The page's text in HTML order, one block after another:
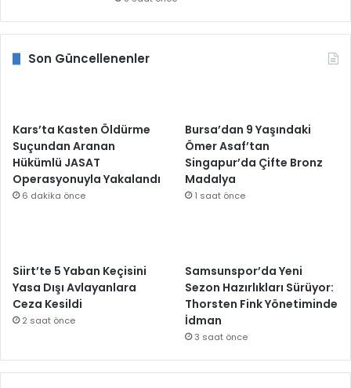
Son Güncellenenler
Kars’ta Kasten Öldürme
Suçundan Aranan
Hükümlü JASAT
Operasyonuyla Yakalandı
6 dakika önce
Bursa’dan 9 Yaşındaki
Ömer Asaf’tan
Singapur’da Çifte Bronz
Madalya
1 saat önce
Siirt’te 5 Yaban Keçisini
Yasa Dışı Avlayanlara
Ceza Kesildi
2 saat önce
Samsunspor’da Yeni
Sezon Hazırlıkları Sürüyor:
Thorsten Fink Yönetiminde
İdman
3 saat önce